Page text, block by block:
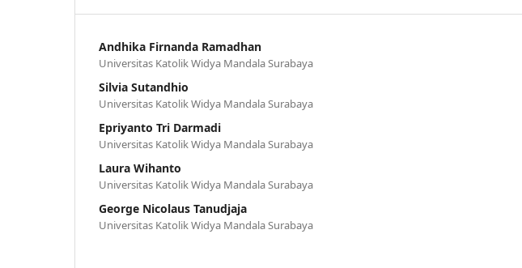
Andhika Firnanda Ramadhan
Universitas Katolik Widya Mandala Surabaya
Silvia Sutandhio
Universitas Katolik Widya Mandala Surabaya
Epriyanto Tri Darmadi
Universitas Katolik Widya Mandala Surabaya
Laura Wihanto
Universitas Katolik Widya Mandala Surabaya
George Nicolaus Tanudjaja
Universitas Katolik Widya Mandala Surabaya